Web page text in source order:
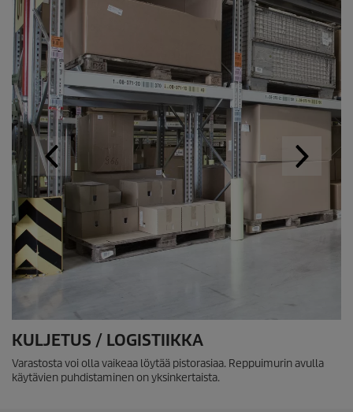
KULJETUS / LOGISTIIKKA
Varastosta voi olla vaikeaa löytää pistorasiaa. Reppuimurin avulla
käytävien puhdistaminen on yksinkertaista.